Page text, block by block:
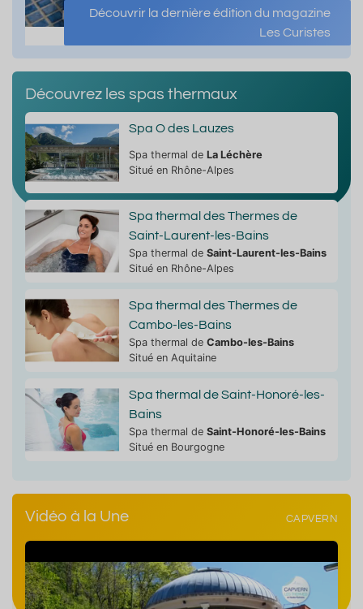
Découvrir la dernière édition du magazine
Les Curistes
Découvrez les spas thermaux
Spa O des Lauzes
Spa thermal de La Léchère
Situé en Rhône-Alpes
Spa thermal des Thermes de
Saint-Laurent-les-Bains
Spa thermal de Saint-Laurent-les-Bains
Situé en Rhône-Alpes
Spa thermal des Thermes de
Cambo-les-Bains
Spa thermal de Cambo-les-Bains
Situé en Aquitaine
Spa thermal de Saint-Honoré-les-
Bains
Spa thermal de Saint-Honoré-les-Bains
Situé en Bourgogne
Vidéo à la Une CAPVERN